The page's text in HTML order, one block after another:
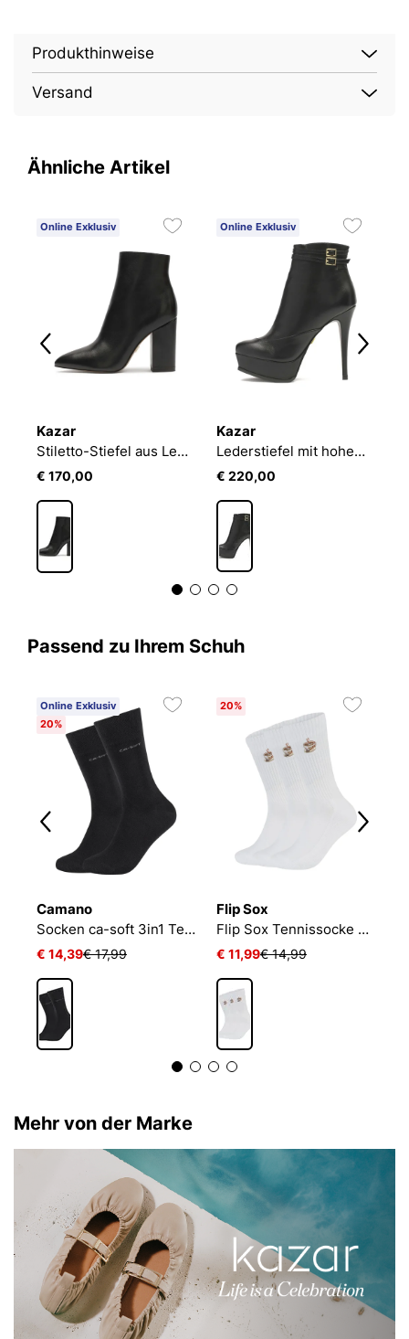
Produkthinweise
Versand
Ähnliche Artikel
Online Exklusiv
Kazar
Stiletto-Stiefel aus Leder mit passendem Schaft
€ 170,00
Online Exklusiv
Kazar
Lederstiefel mit hohem Absatz und Plateau
€ 220,00
Passend zu Ihrem Schuh
Online Exklusiv
20%
Camano
Socken ca-soft 3in1 Tencel Wolle Bambus
€ 14,39€ 17,99
20%
Flip Sox
Flip Sox Tennissocke mit Motiv Flip Sox Tennissocke mit Motiv
€ 11,99€ 14,99
Mehr von der Marke